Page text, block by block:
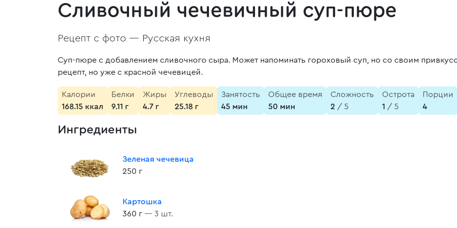
Сливочный чечевичный суп-пюре
Рецепт с фото — Русская кухня
Суп-пюре с добавлением сливочного сыра. Может напоминать гороховый суп, но со своим
рецепт, но уже с красной чечевицей.
Калории
168.15 ккал
Белки
9.11 г
Жиры
4.7 г
Углеводы
25.18 г
Занятость
45 мин
Общее время
50 мин
Сложность
2 / 5
Острота
1 / 5
Порции
4
Ингредиенты
Зеленая чечевица
250 г
Картошка
360 г — 3 шт.